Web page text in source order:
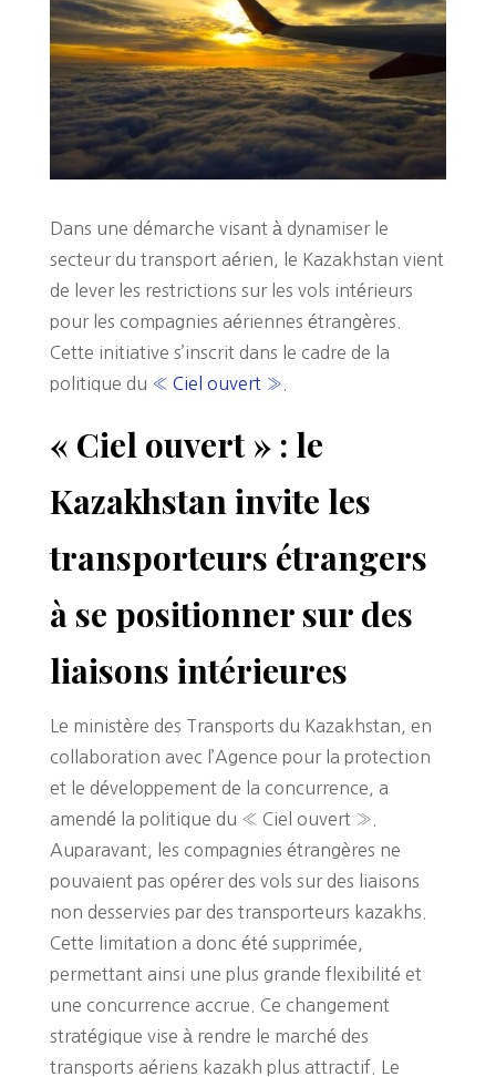
Dans une démarche visant à dynamiser le
secteur du transport aérien, le Kazakhstan vient
de lever les restrictions sur les vols intérieurs
pour les compagnies aériennes étrangères.
Cette initiative s’inscrit dans le cadre de la
politique du « Ciel ouvert »
« Ciel ouvert » : le
Kazakhstan invite les
transporteurs étrangers
à se positionner sur des
liaisons intérieures
Le ministère des Transports du Kazakhstan, en
collaboration avec l’Agence pour la protection
et le développement de la concurrence, a
amendé la politique du « Ciel ouvert ».
Auparavant, les compagnies étrangères ne
pouvaient pas opérer des vols sur des liaisons
non desservies par des transporteurs kazakhs.
Cette limitation a donc été supprimée,
permettant ainsi une plus grande flexibilité et
une concurrence accrue. Ce changement
stratégique vise à rendre le marché des
transports aériens kazakh plus attractif. Le